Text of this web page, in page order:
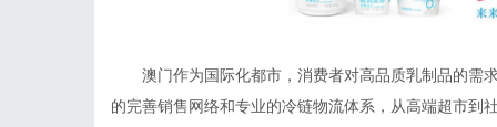
澳门作为国际化都市，消费者对高品质乳制品的需
的完善销售网络和专业的冷链物流体系，从高端超市到